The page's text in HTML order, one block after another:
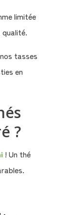
limitée
tasses
en
?
! Un thé